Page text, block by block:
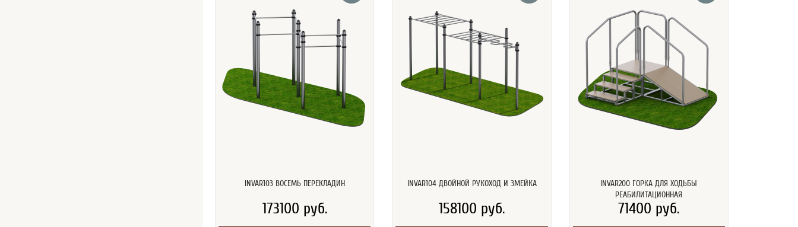
INVAR103 ВОСЕМЬ ПЕРЕКЛАДИН
173100 руб.
INVAR104 ДВОЙНОЙ РУКОХОД И ЗМЕЙКА
158100 руб.
INVAR200 ГОРКА ДЛЯ ХОДЬБЫ
РЕАБИЛИТАЦИОННАЯ
71400 руб.